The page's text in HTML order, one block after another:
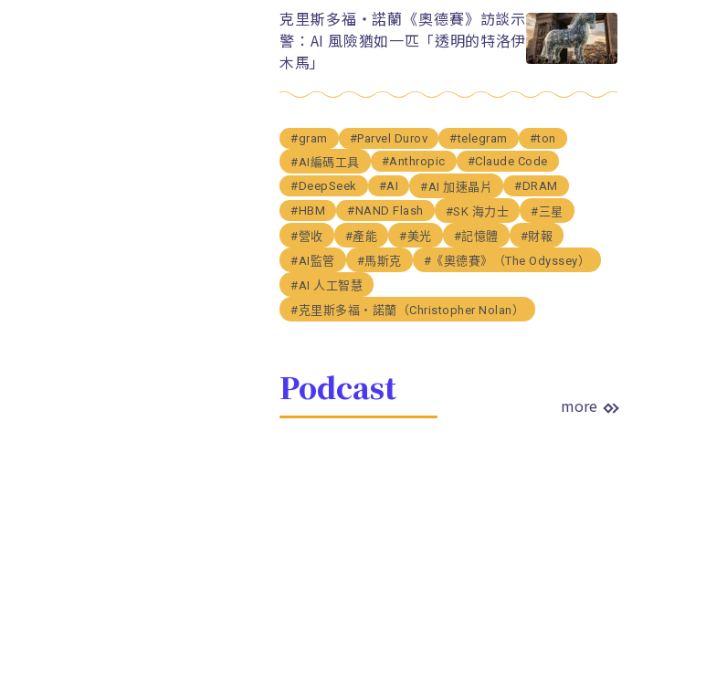
克里斯多福・諾蘭《奧德賽》訪談示
警：AI 風險猶如一匹「透明的特洛伊
木馬」
#gram #Parvel Durov #telegram
#ton
#AI編碼工具
#Anthropic
#Claude Code
#DeepSeek
#AI #AI 加速晶片
#DRAM
#HBM
#NAND Flash #SK 海力士
#三星
#營收
#產能 #美光 #記憶體
#財報
#AI監管
#馬斯克
#《奧德賽》（The Odyssey）
#AI 人工智慧
#克里斯多福・諾蘭（Christopher Nolan）
Podcast more